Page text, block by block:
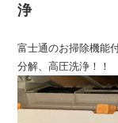
浄
富士通のお掃除機能
分解、高圧洗浄！！